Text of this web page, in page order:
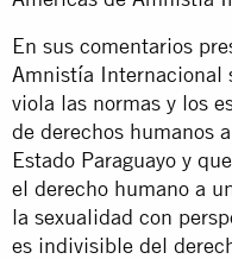
En sus comentarios
Amnistía Internacional
viola las normas y los
de derechos humanos
Estado Paraguayo y
el derecho humano a
la sexualidad con
es indivisible del